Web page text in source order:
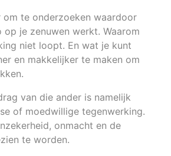
om te onderzoeken waardoor
op je zenuwen werkt. Waarom
niet loopt. En wat je kunt
en makkelijker te maken om
van die ander is namelijk
of moedwillige tegenwerking.
onmacht en de
te worden.